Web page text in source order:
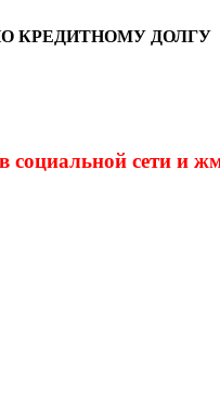
КРЕДИТНОМУ ДОЛГУ
социальной сети и